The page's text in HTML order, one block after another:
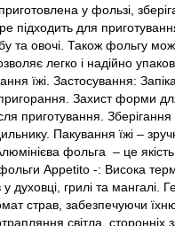
у фользі,
підходить для
та овочі. Також фольгу
легко і надійно
їжі. Застосування:
Захист форми
приготування. Зберігання
Пакування їжі –
фольга – це якість,
Appetito -: Висока
духовці, грилі та мангалі.
страв, забезпечуючи
світла, сторонніх